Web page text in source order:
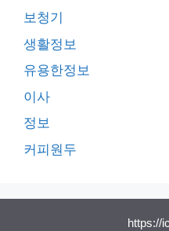
보청기
생활정보
유용한정보
이사
정보
커피원두
https://